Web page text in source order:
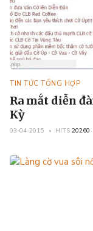
TIN TỨC TỔNG HỢP
Ra mắt diễn
Kỳ
03-04-2015 HITS 20260